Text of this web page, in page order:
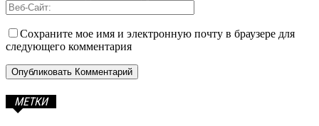
Сохраните мое имя и электронную почту в браузере для
следующего комментария
МЕТКИ